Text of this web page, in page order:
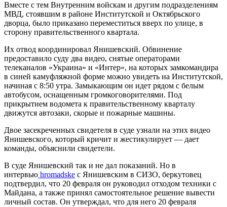
Вместе с тем Внутренним войскам и другим подразделениям
МВД, стоявшим в районе Институтской и Октябрьского
дворца, было приказано переместиться вверх по улице, в
сторону правительственного квартала.
Их отвод координировал Янишевский. Обвинение
предоставило суду два видео, снятые операторами
телеканалов «Украина» и «Интер», на которых замкомандира
в синей камуфляжной форме можно увидеть на Институтской,
начиная с 8:50 утра. Замыкающим он идет рядом с белым
автобусом, оснащенным громкоговорителями. Под
прикрытием водомета к правительственному кварталу
движутся автозаки, скорые и пожарные машины.
Двое засекреченных свидетеля в суде узнали на этих видео
Янишевского, который кричит и жестикулирует — дает
команды, объяснили свидетели.
В суде Янишевский так и не дал показаний. Но в
интервью hromadske с Янишевским в СИЗО, беркутовец
подтвердил, что 20 февраля он руководил отходом техники с
Майдана, а также принял самостоятельное решение вывести
личный состав. Он утверждал, что для него 20 февраля